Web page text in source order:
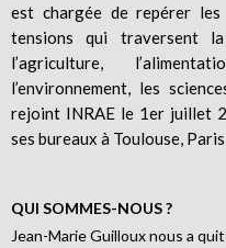
est chargée de repérer
tensions qui traversent
l’agriculture,
l’environnement, les
rejoint INRAE le 1er juillet
ses bureaux à Toulouse,
QUI SOMMES-NOUS ?
Jean-Marie Guilloux nous a